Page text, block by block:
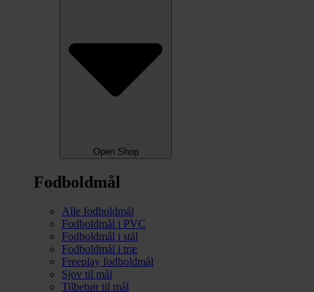
Open Shop
Fodboldmål
Alle fodboldmål
Fodboldmål i PVC
Fodboldmål i stål
Fodboldmål i træ
Freeplay fodboldmål
Sjov til mål
Tilbehør til mål